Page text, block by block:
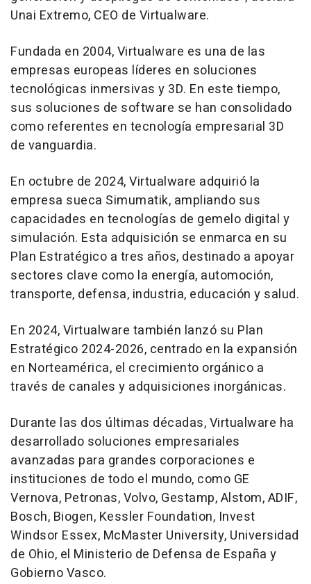
Unai Extremo, CEO de Virtualware.
Fundada en 2004, Virtualware es una de las
empresas europeas líderes en soluciones
tecnológicas inmersivas y 3D. En este tiempo,
sus soluciones de software se han consolidado
como referentes en tecnología empresarial 3D
de vanguardia.
En octubre de 2024, Virtualware adquirió la
empresa sueca Simumatik, ampliando sus
capacidades en tecnologías de gemelo digital y
simulación. Esta adquisición se enmarca en su
Plan Estratégico a tres años, destinado a apoyar
sectores clave como la energía, automoción,
transporte, defensa, industria, educación y salud.
En 2024, Virtualware también lanzó su Plan
Estratégico 2024-2026, centrado en la expansión
en Norteamérica, el crecimiento orgánico a
través de canales y adquisiciones inorgánicas.
Durante las dos últimas décadas, Virtualware ha
desarrollado soluciones empresariales
avanzadas para grandes corporaciones e
instituciones de todo el mundo, como GE
Vernova, Petronas, Volvo, Gestamp, Alstom, ADIF,
Bosch, Biogen, Kessler Foundation, Invest
Windsor Essex, McMaster University, Universidad
de Ohio, el Ministerio de Defensa de España y
Gobierno Vasco.